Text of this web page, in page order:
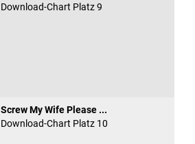
Download-Chart Platz 9
Screw My Wife Please ...
Download-Chart Platz 10